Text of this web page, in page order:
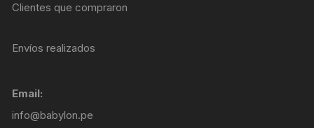
Clientes que compraron
Envíos realizados
Email:
info@babylon.pe